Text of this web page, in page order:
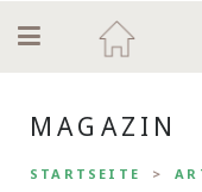
MAGAZIN
STARTSEITE